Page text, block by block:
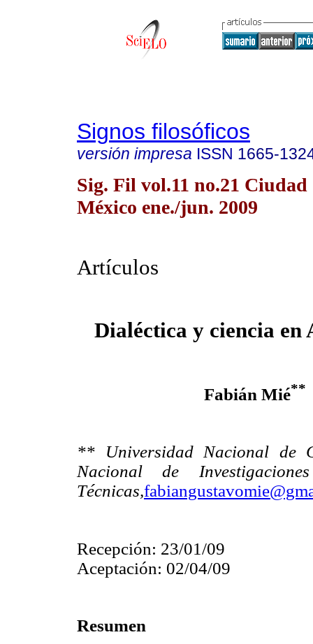
Signos filosóficos
versión impresa ISSN 1665-
Sig. Fil vol.11 no.21 Ciudad
México ene./jun. 2009
Artículos
Dialéctica y ciencia en
Fabián Mié**
** Universidad Nacional de
Nacional de
Técnicas,
Recepción: 23/01/09
Aceptación: 02/04/09
Resumen